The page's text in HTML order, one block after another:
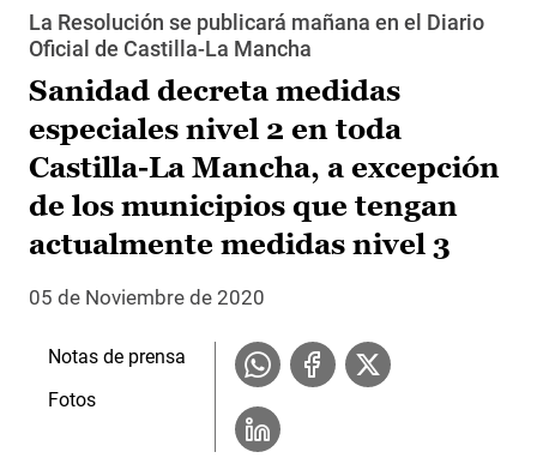
La Resolución se publicará mañana en el Diario
Oficial de Castilla-La Mancha
Sanidad decreta medidas
especiales nivel 2 en toda
Castilla-La Mancha, a excepción
de los municipios que tengan
actualmente medidas nivel 3
05 de Noviembre de 2020
Notas de prensa
Fotos